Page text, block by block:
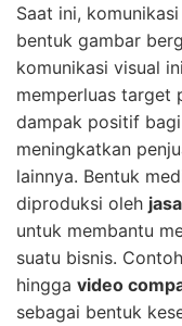
Saat ini,
bentuk gambar
komunikasi visual
memperluas target
dampak positif
meningkatkan
lainnya. Bentuk
diproduksi oleh
untuk membantu
suatu bisnis.
hingga video
sebagai bentuk